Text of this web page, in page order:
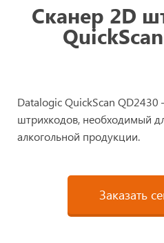
Сканер 2D
Datalogic QuickScan
штрихкодов, необходимый
алкогольной продукции.
Заказать